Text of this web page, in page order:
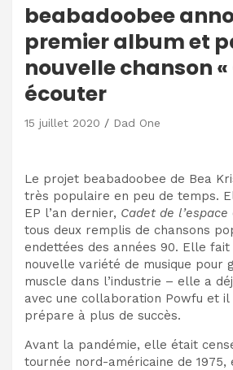
beabadoobee
premier album et
nouvelle chanson «
écouter
15 juillet 2020 Dad One
Le projet beabadoobee de Bea
très populaire en peu de temps.
EP l’an dernier, Cadet de l’espace
tous deux remplis de chansons
endettées des années 90. Elle fait
nouvelle variété de musique pour
muscle dans l’industrie – elle a
avec une collaboration Powfu et il
prépare à plus de succès.
Avant la pandémie, elle était
tournée nord-américaine de